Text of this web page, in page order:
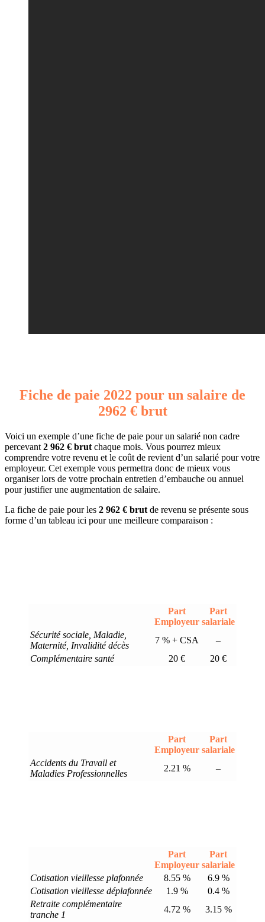
Fiche de paie 2022 pour un salaire de
2962 € brut
Voici un exemple d’une fiche de paie pour un salarié non cadre
percevant 2 962 € brut chaque mois. Vous pourrez mieux
comprendre votre revenu et le coût de revient d’un salarié pour votre
employeur. Cet exemple vous permettra donc de mieux vous
organiser lors de votre prochain entretien d’embauche ou annuel
pour justifier une augmentation de salaire.
La fiche de paie pour les 2 962 € brut de revenu se présente sous
forme d’un tableau ici pour une meilleure comparaison :
Part
Employeur
Part
salariale
Sécurité sociale, Maladie,
Maternité, Invalidité décès
7 % + CSA
–
Complémentaire santé
20 € 20 €
Part
Employeur
Part
salariale
Accidents du Travail et
Maladies Professionnelles
2.21 % –
Part
Employeur
Part
salariale
Cotisation vieillesse plafonnée
8.55 %
6.9 %
Cotisation vieillesse déplafonnée
1.9 %
0.4 %
Retraite complémentaire
tranche 1
4.72 %
3.15 %